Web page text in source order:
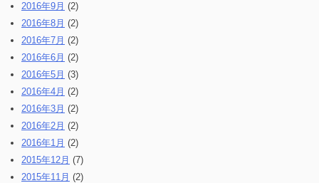
2016年9月 (2)
2016年8月 (2)
2016年7月 (2)
2016年6月 (2)
2016年5月 (3)
2016年4月 (2)
2016年3月 (2)
2016年2月 (2)
2016年1月 (2)
2015年12月 (7)
2015年11月 (2)